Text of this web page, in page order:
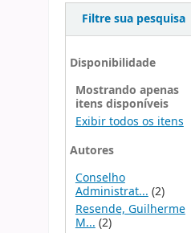
Filtre sua pesquisa
Disponibilidade
Mostrando apenas
itens disponíveis
Exibir todos os itens
Autores
Conselho
Administrat...(2)
Resende, Guilherme
M... (2)